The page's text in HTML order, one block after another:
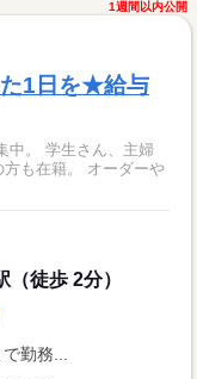
1週間以内公開
1日を★給与
主婦
オーダーや
徒歩 2分）
勤務...